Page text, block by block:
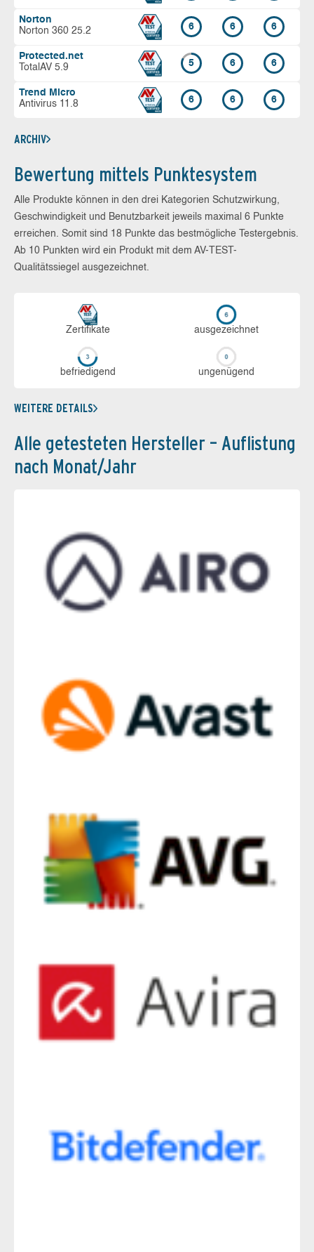
Norton
Norton 360 25.2
6 6 6
Protected.net
TotalAV 5.9
5 6 6
Trend Micro
Antivirus 11.8
6 6 6
ARCHIV
Bewertung mittels Punktesystem
Alle Produkte können in den drei Kategorien Schutzwirkung,
Geschwindigkeit und Benutzbarkeit jeweils maximal 6 Punkte
erreichen. Somit sind 18 Punkte das bestmögliche Testergebnis.
Ab 10 Punkten wird ein Produkt mit dem AV-TEST-
Qualitätssiegel ausgezeichnet.
Zerti­fikate aus­ge­zeich­net
be­frie­di­gend un­ge­nü­gend
WEITERE DETAILS
Alle getesteten Hersteller – Auflistung
nach Monat/Jahr